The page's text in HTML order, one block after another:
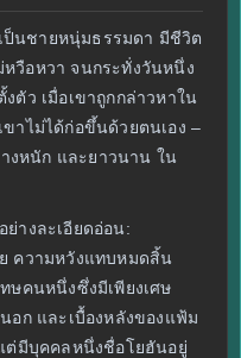
ป็นชายหนุ่มธรรมดา มีชีวิต
หวือหวา จนกระทั่งวันหนึ่ง
ตัว เมื่อเขาถูกกล่าวหาใน
าไม่ได้ก่อขึ้นด้วยตนเอง –
งหนัก และยาวนาน ใน
างละเอียดอ่อน:
ความหวังแทบหมดสิ้น
ษคนหนึ่งซึ่งมีเพียงเศษ
อก และเบื้องหลังของแฟ้ม
ต่มีบุคคลหนึ่งชื่อโยฮันอยู่